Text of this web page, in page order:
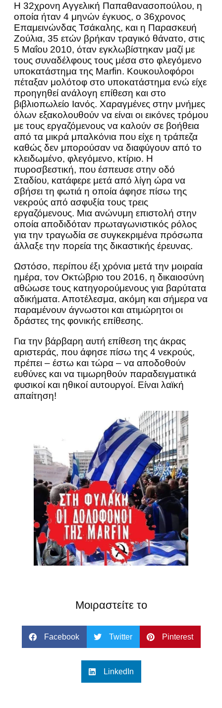
Η 32χρονη Αγγελική Παπαθανασοπούλου, η
οποία ήταν 4 μηνών έγκυος, ο 36χρονος
Επαμεινώνδας Τσάκαλης, και η Παρασκευή
Ζούλια, 35 ετών βρήκαν τραγικό θάνατο, στις
5 Μαΐου 2010, όταν εγκλωβίστηκαν μαζί με
τους συναδέλφους τους μέσα στο φλεγόμενο
υποκατάστημα της Marfin. Κουκουλοφόροι
πέταξαν μολότοφ στο υποκατάστημα ενώ είχε
προηγηθεί ανάλογη επίθεση και στο
βιβλιοπωλείο Ιανός. Χαραγμένες στην μνήμες
όλων εξακολουθούν να είναι οι εικόνες τρόμου
με τους εργαζόμενους να καλούν σε βοήθεια
από τα μικρά μπαλκόνια που είχε η τράπεζα
καθώς δεν μπορούσαν να διαφύγουν από το
κλειδωμένο, φλεγόμενο, κτίριο. Η
πυροσβεστική, που έσπευσε στην οδό
Σταδίου, κατάφερε μετά από λίγη ώρα να
σβήσει τη φωτιά η οποία άφησε πίσω της
νεκρούς από ασφυξία τους τρεις
εργαζόμενους. Μια ανώνυμη επιστολή στην
οποία αποδιδόταν πρωταγωνιστικός ρόλος
για την τραγωδία σε συγκεκριμένα πρόσωπα
άλλαξε την πορεία της δικαστικής έρευνας.
Ωστόσο, περίπου έξι χρόνια μετά την μοιραία
ημέρα, τον Οκτώβριο του 2016, η δικαιοσύνη
αθώωσε τους κατηγορούμενους για βαρύτατα
αδικήματα. Αποτέλεσμα, ακόμη και σήμερα να
παραμένουν άγνωστοι και ατιμώρητοι οι
δράστες της φονικής επίθεσης.
Για την βάρβαρη αυτή επίθεση της άκρας
αριστεράς, που άφησε πίσω της 4 νεκρούς,
πρέπει – έστω και τώρα – να αποδοθούν
ευθύνες και να τιμωρηθούν παραδειγματικά
φυσικοί και ηθικοί αυτουργοί. Είναι λαϊκή
απαίτηση!
Μοιραστείτε το
Facebook Twitter Pinterest
LinkedIn